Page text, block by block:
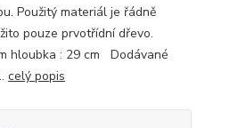
Použitý materiál je řádně
pouze prvotřídní dřevo.
hloubka : 29 cm Dodávané
celý popis